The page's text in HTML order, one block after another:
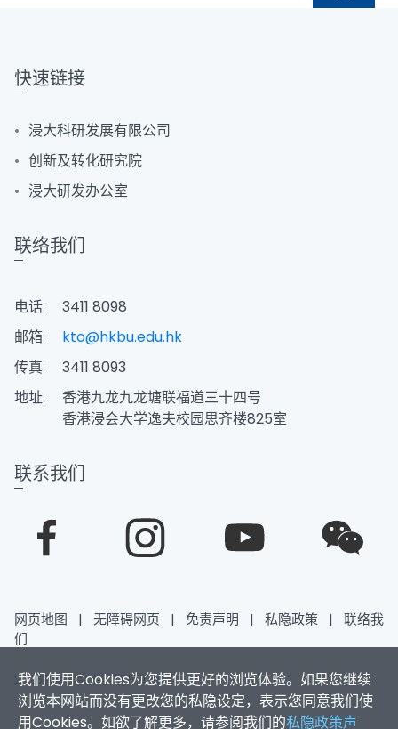
我们使用Cookies为您提供更好的浏览体验。如果您继续
浏览本网站而没有更改您的私隐设定，表示您同意我们使
用Cookies。如欲了解更多，请参阅我们的私隐政策声
快速链接
浸大科研发展有限公司
创新及转化研究院
浸大研发办公室
联络我们
电话:
3411 8098
邮箱:
kto@hkbu.edu.hk
传真:
3411 8093
地址:
香港九龙九龙塘联福道三十四号
香港浸会大学逸夫校园思齐楼825室
联系我们
网页地图 | 无障碍网页 | 免责声明 | 私隐政策 |
联络我
们
2026香港浸会大学 版权所有